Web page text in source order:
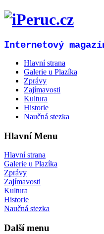
Internetový
Hlavní strana
Galerie u Plazíka
Zprávy
Zajímavosti
Kultura
Historie
Naučná stezka
Hlavní Menu
Hlavní strana
Galerie u Plazíka
Zprávy
Zajímavosti
Kultura
Historie
Naučná stezka
Další menu